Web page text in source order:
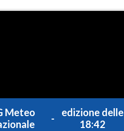
Meteo
-
edizione delle
18:42